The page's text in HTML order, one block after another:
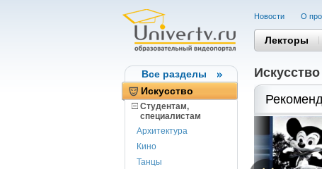
Все разделы
Искусство
Студентам,
cпециалистам
Архитектура
Кино
Танцы
Новости О
Лекторы
Искусство